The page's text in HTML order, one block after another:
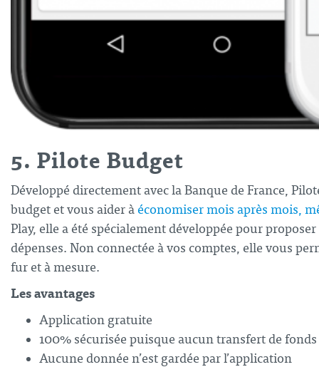
5. Pilote Budget
Développé directement avec la Banque de France,
budget et vous aider à économiser mois après mois,
Play, elle a été spécialement développée pour
dépenses. Non connectée à vos comptes, elle vous
fur et à mesure.
Les avantages
Application gratuite
100% sécurisée puisque aucun transfert de
Aucune donnée n’est gardée par l’application